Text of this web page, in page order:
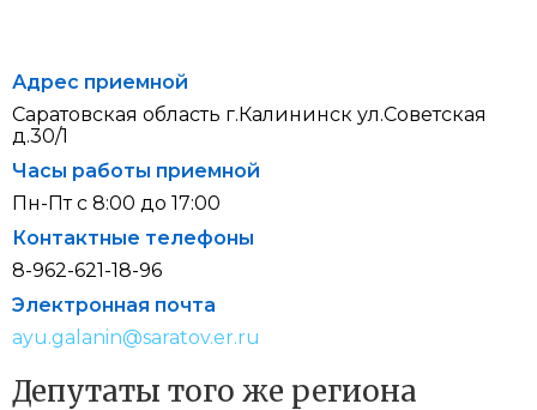
Адрес приемной
Саратовская область г.Калининск ул.Советская
д.30/1
Часы работы приемной
Пн-Пт с 8:00 до 17:00
Контактные телефоны
8-962-621-18-96
Электронная почта
ayu.galanin@saratov.er.ru
Депутаты того же региона